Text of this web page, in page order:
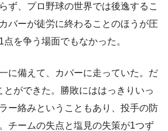
ず、プロ野球の世界では後逸するこ
バーが徒労に終わることのほうが圧
を争う場面でもなかった。
に備えて、カバーに走っていた。だ
ができた。勝敗にははっきりいっ
ー絡みということもあり、投手の防
チームの失点と塩見の失策が1つず